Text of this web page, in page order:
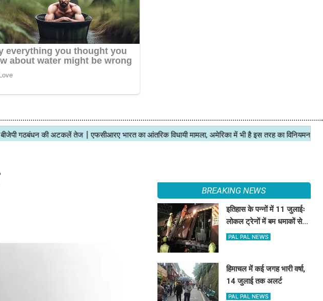
BREAKING NEWS
इतिहास के पन्नों में 11 जुलाईः
लोकल ट्रेनों में बम धमाकों से
दहल गई मुंबई, 189 की मौत
PAL PAL NEWS
हिमाचल में कई जगह भारी वर्षा,
14 जुलाई तक अलर्ट
PAL PAL NEWS